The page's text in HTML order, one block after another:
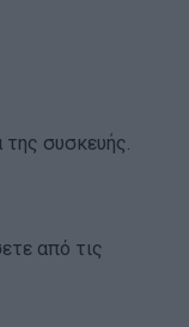
συσκευής.
από τις